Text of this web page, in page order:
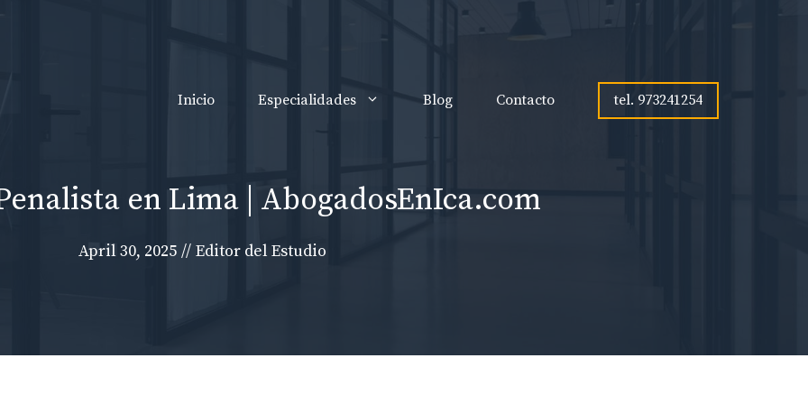
Inicio Especialidades Blog Contacto tel. 973241254
en Lima | AbogadosEnIca.com
April 30, 2025 // Editor del Estudio